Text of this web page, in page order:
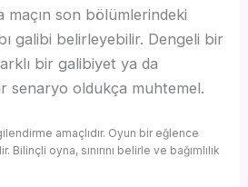
son bölümlerindeki
galibi belirleyebilir. Dengeli bir
bir galibiyet ya da
senaryo oldukça muhtemel.
amaçlıdır. Oyun bir eğlence
Bilinçli oyna, sınırını belirle ve bağımlılık